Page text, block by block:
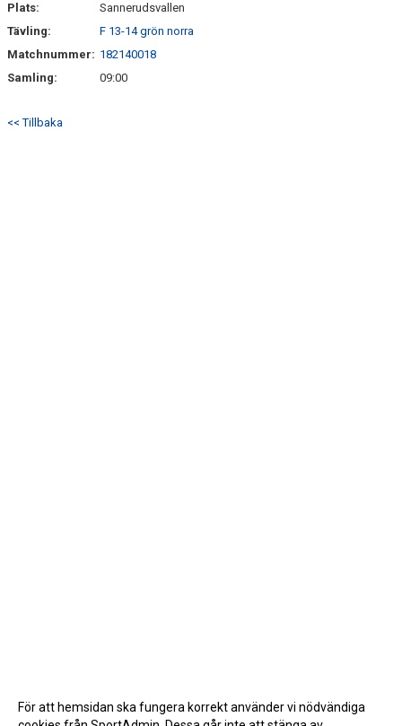
MATCHER
KONTAKTER & LAG
SPONSORER
Plats:
Sannerudsvallen
Tävling:
F 13-14 grön norra
Matchnummer: 182140018
Samling:
09:00
<< Tillbaka
För att hemsidan ska fungera korrekt använder vi nödvändiga